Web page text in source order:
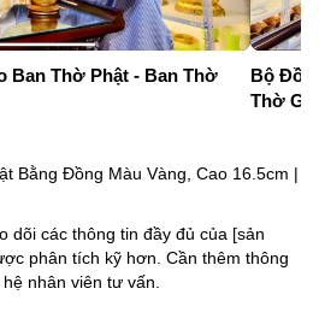
Ban Thờ Phật - Ban Thờ
Bộ Đồ
Thờ
Bằng Đồng Màu Vàng, Cao 16.5cm |
dõi các thông tin đầy đủ của [sản
phân tích kỹ hơn. Cần thêm thông
nhân viên tư vấn.